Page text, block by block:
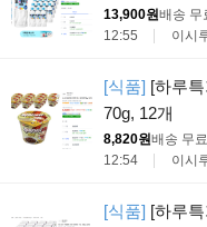
13,900원배송 무
12:55
이시
[식품] [하루
70g, 12개
8,820원배송 무료
12:54
이시
[식품] [하루